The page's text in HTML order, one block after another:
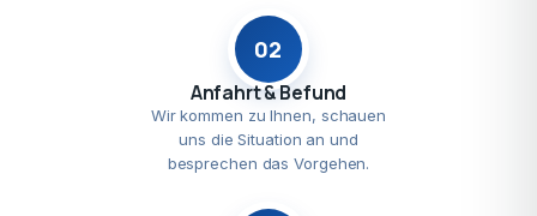
02
Anfahrt & Befund
Wir kommen zu Ihnen, schauen
uns die Situation an und
besprechen das Vorgehen.